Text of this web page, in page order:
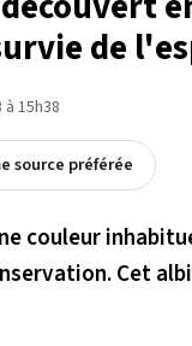
de
15h38
source préférée
couleur
Cet